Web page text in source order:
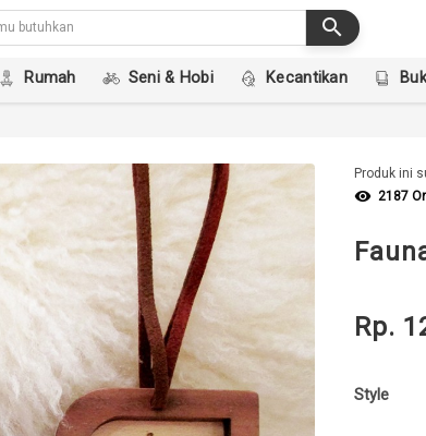
search
Rumah Seni & Hobi Kecantikan
Produk ini
visibility 2187
Rp.
Style